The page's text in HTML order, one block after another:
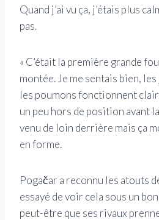
Quand j’ai vu ça, j’étais plus
pas.
« C’était la première grande
montée. Je me sentais bien,
les poumons fonctionnent
un peu hors de position avant
venu de loin derrière mais ça
en forme.
Pogačar a reconnu les atouts
essayé de voir cela sous un
peut-être que ses rivaux